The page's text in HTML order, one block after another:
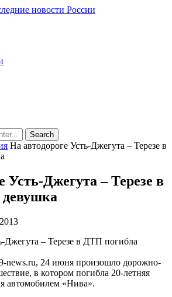
На автодороге Усть-Джегута – Терезе в
Усть-Джегута – Терезе в
news.ru, 24 июня произошло дорожно-
в котором погибла 20-летняя
автомобилем «Нива».